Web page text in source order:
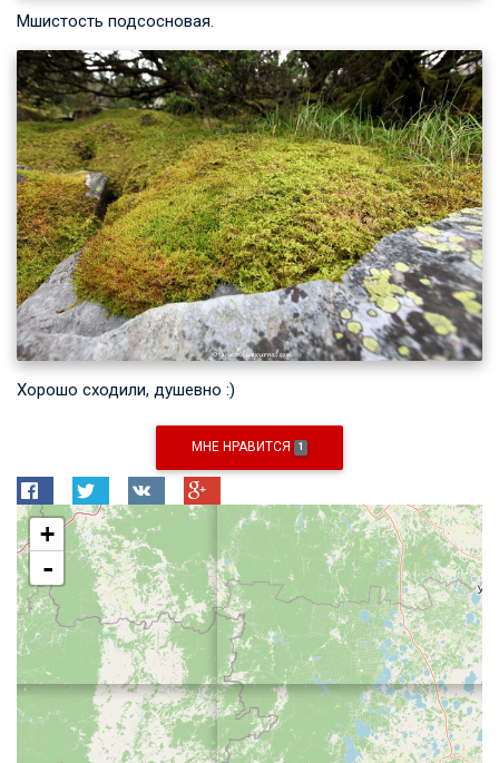
Мшистость подсосновая.
Хорошо сходили, душевно :)
МНЕ НРАВИТСЯ 1
+
-